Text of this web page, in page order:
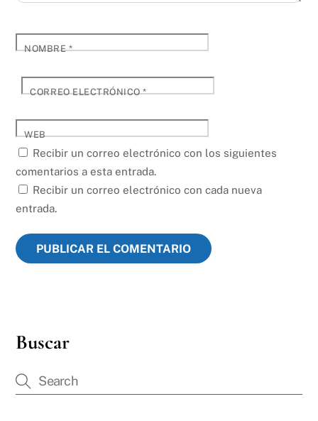
NOMBRE*
CORREO ELECTRÓNICO*
WEB
Recibir un correo electrónico con los siguientes
comentarios a esta entrada.
Recibir un correo electrónico con cada nueva
entrada.
Buscar